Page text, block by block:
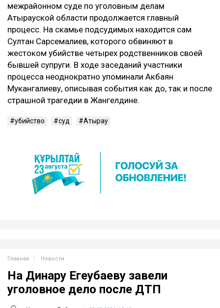
межрайонном суде по уголовным делам
Атырауской области продолжается главный
процесс. На скамье подсудимых находится сам
Султан Сарсемалиев, которого обвиняют в
жестоком убийстве четырех родственников своей
бывшей супруги. В ходе заседаний участники
процесса неоднократно упоминали Акбаян
Мукангалиеву, описывая события как до, так и после
страшной трагедии в Жангелдине.
убийство суд Атырау
Главная Новости
На Динару Егеубаеву завели
уголовное дело после ДТП